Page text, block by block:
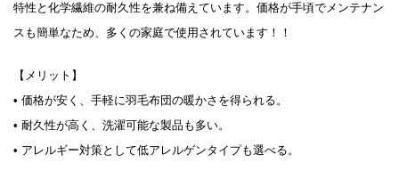
特性と化学繊維の耐久性を兼ね備えています。価格が手頃でメンテナン
スも簡単なため、多くの家庭で使用されています！！
【メリット】
• 価格が安く、手軽に羽毛布団の暖かさを得られる。
• 耐久性が高く、洗濯可能な製品も多い。
• アレルギー対策として低アレルゲンタイプも選べる。